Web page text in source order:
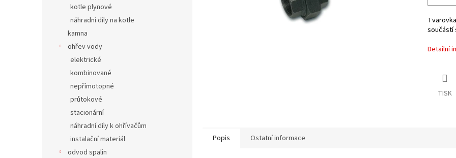
kotle plynové
náhradní díly na kotle
kamna
ohřev vody
elektrické
kombinované
nepřímotopné
průtokové
stacionární
náhradní díly k ohřívačům
instalační materiál
odvod spalin
součástí
Detailní
TISK
Popis Ostatní informace